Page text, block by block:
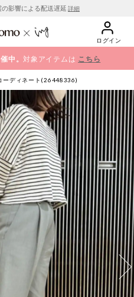
の影響による配送遅延 詳細
ログイン
中。対象アイテムは こちら
ーディネート(26448336)